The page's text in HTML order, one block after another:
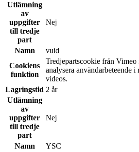
Utlämning
av
uppgifter
till tredje
part
Nej
Namn
vuid
Cookiens
funktion
Tredjepartscookie från Vimeo
analysera användarbeteende
videos.
Lagringstid 2 år
Utlämning
av
uppgifter
till tredje
part
Nej
Namn YSC